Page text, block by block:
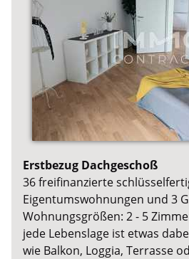
Erstbezug Dachgeschoß
36 freifinanzierte
Eigentumswohnungen und 3
Wohnungsgrößen: 2 - 5
jede Lebenslage ist etwas
wie Balkon, Loggia, Terrasse